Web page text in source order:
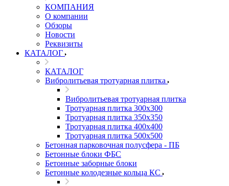
КОМПАНИЯ
О компании
Обзоры
Новости
Реквизиты
КАТАЛОГ
КАТАЛОГ
Вибролитьевая тротуарная плитка
Вибролитьевая тротуарная плитка
Тротуарная плитка 300х300
Тротуарная плитка 350х350
Тротуарная плитка 400х400
Тротуарная плитка 500х500
Бетонная парковочная полусфера - ПБ
Бетонные блоки ФБС
Бетонные заборные блоки
Бетонные колодезные кольца КС